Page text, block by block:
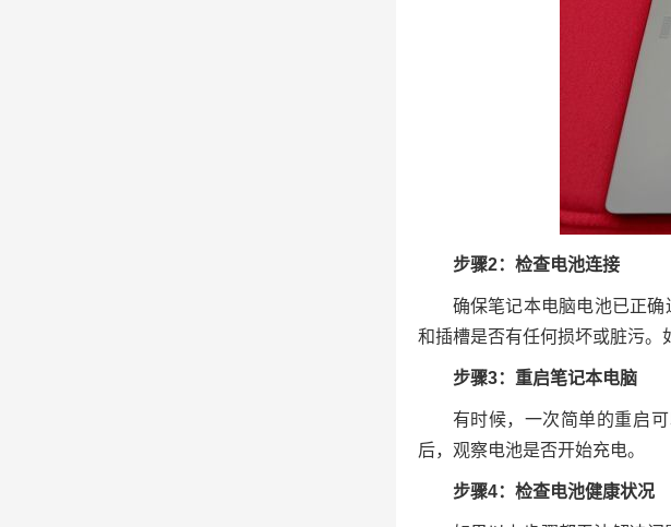
步骤2：检查电池连接
确保笔记本电脑电池已正
和插槽是否有任何损坏或脏污。
步骤3：重启笔记本电脑
有时候，一次简单的重启
后，观察电池是否开始充电。
步骤4：检查电池健康状况